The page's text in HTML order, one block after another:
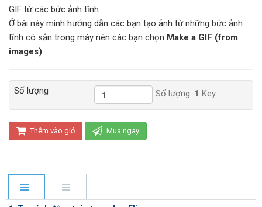
GIF từ các bức ảnh tĩnh
Ở bài này mình hướng dẫn các bạn tạo ảnh từ những bức ảnh
tĩnh có sẵn trong máy nên các bạn chọn Make a GIF (from
images)
Số lượng Số lượng: 1 Key
Thêm vào giỏ Mua ngay